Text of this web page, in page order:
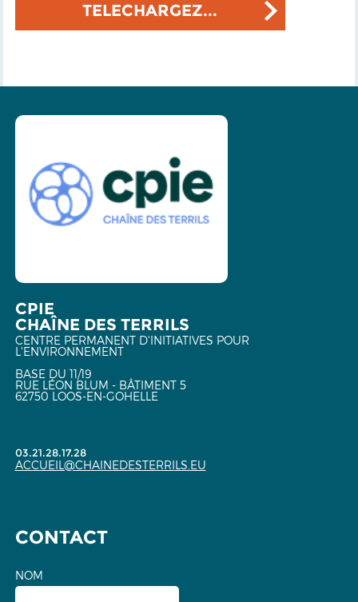
TELECHARGEZ...
CPIE
CHAÎNE DES TERRILS
CENTRE PERMANENT D'INITIATIVES POUR
L'ENVIRONNEMENT
BASE DU 11/19
RUE LÉON BLUM - BÂTIMENT 5
62750 LOOS-EN-GOHELLE
03.21.28.17.28
ACCUEIL@CHAINEDESTERRILS.EU
CONTACT
NOM